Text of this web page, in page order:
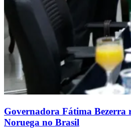
Governadora Fátima Bezerra
Noruega no Brasil